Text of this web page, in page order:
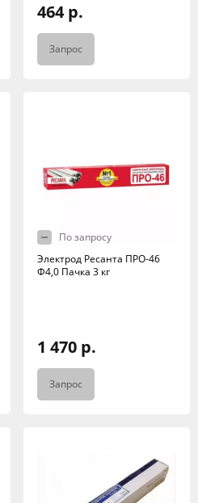
464 р.
Запрос
По запросу
Электрод Ресанта ПРО-46
Ф4,0 Пачка 3 кг
1 470 р.
Запрос